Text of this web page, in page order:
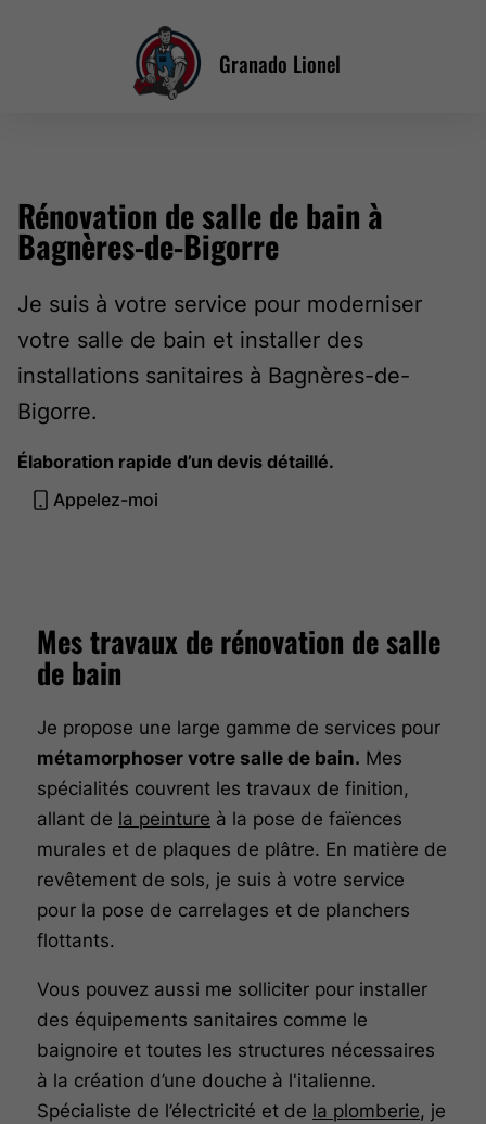
Granado Lionel
Rénovation de salle de bain à
Bagnères-de-Bigorre
Je suis à votre service pour moderniser
votre salle de bain et installer des
installations sanitaires à Bagnères-de-
Bigorre.
Élaboration rapide d’un devis détaillé.
Appelez-moi
Mes travaux de rénovation de salle
de bain
Je propose une large gamme de services pour
métamorphoser votre salle de bain. Mes
spécialités couvrent les travaux de finition,
allant de la peinture à la pose de faïences
murales et de plaques de plâtre. En matière de
revêtement de sols, je suis à votre service
pour la pose de carrelages et de planchers
flottants.
Vous pouvez aussi me solliciter pour installer
des équipements sanitaires comme le
baignoire et toutes les structures nécessaires
à la création d’une douche à l'italienne.
Spécialiste de l’électricité et de la plomberie, je